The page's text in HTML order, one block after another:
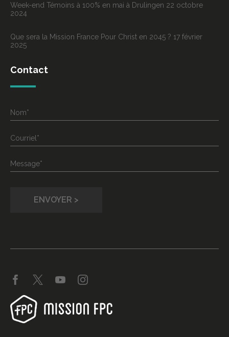
Week-end Témoins à 100% en mai à Drulingen 22 octobre
2024
Que sera la Mission France Pour Christ en 2045 ? 17 février
2025
Contact